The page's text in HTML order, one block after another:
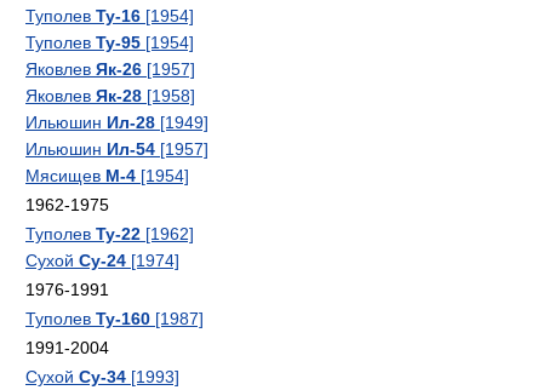
Туполев Ту-16 [1954]
Туполев Ту-95 [1954]
Яковлев Як-26 [1957]
Яковлев Як-28 [1958]
Ильюшин Ил-28 [1949]
Ильюшин Ил-54 [1957]
Мясищев М-4 [1954]
1962-1975
Туполев Ту-22 [1962]
Сухой Су-24 [1974]
1976-1991
Туполев Ту-160 [1987]
1991-2004
Сухой Су-34 [1993]